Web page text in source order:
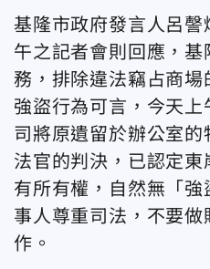
基隆市政府發言人呂
午之記者會則回應，
務，排除違法竊占商
強盜行為可言，今天
司將原遺留於辦公室
法官的判決，已認定
有所有權，自然無「
事人尊重司法，不要
作。